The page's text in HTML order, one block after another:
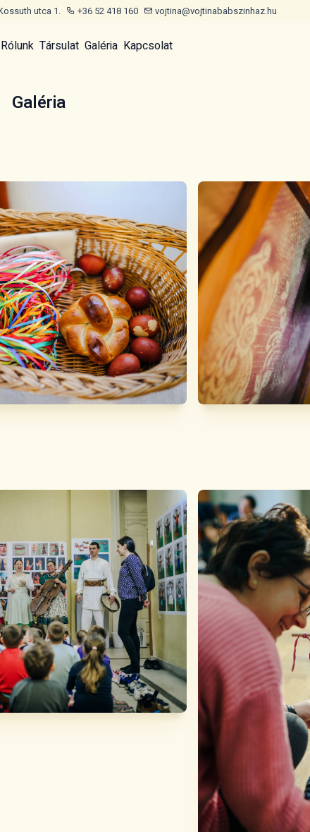
utca 1. +36 52 418 160 vojtina@vojtinababszinhaz.hu
Rólunk Társulat Galéria Kapcsolat
Galéria